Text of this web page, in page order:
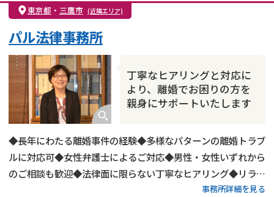
東京都 ・ 三鷹市 (近隣エリア)
丁寧なヒアリングと対応に
より、離婚でお困りの方を
親身にサポートいたします
パル法律事務所
◆長年にわたる離婚事件の経験◆多様なパターンの離婚トラブ
ルに対応可◆女性弁護士によるご対応◆男性・女性いずれから
のご相談も歓迎◆法律面に限らない丁寧なヒアリング◆リラッ
クスした雰囲気でのご相談◆夜間・土日祝日も柔軟にご対応
事務所詳細を見る